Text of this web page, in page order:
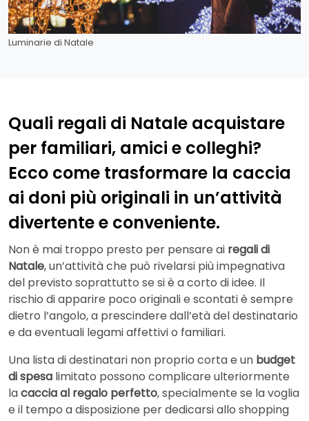
Luminarie di Natale
Quali regali di Natale acquistare
per familiari, amici e colleghi?
Ecco come trasformare la caccia
ai doni più originali in un’attività
divertente e conveniente.
Non è mai troppo presto per pensare ai regali di
Natale, un’attività che può rivelarsi più impegnativa
del previsto soprattutto se si è a corto di idee. Il
rischio di apparire poco originali e scontati è sempre
dietro l’angolo, a prescindere dall’età del destinatario
e da eventuali legami affettivi o familiari.
Una lista di destinatari non proprio corta e un budget
di spesa limitato possono complicare ulteriormente
lacaccia al regalo perfetto, specialmente se la voglia
e il tempo a disposizione per dedicarsi allo shopping